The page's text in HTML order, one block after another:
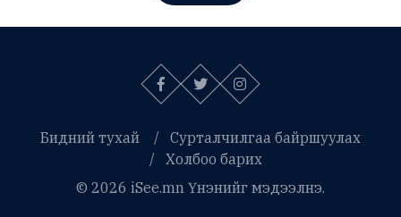
Бидний тухай
Сурталчилгаа байршуулах
Холбоо барих
© 2026 iSee.mn Үнэнийг мэдээлнэ.